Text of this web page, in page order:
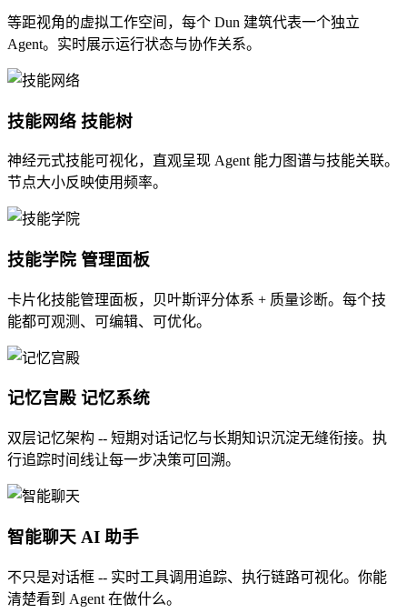
等距视角的虚拟工作空间，每个 Dun 建筑代表一个独立
Agent。实时展示运行状态与协作关系。
技能网络 技能树
神经元式技能可视化，直观呈现 Agent 能力图谱与技能关联。
节点大小反映使用频率。
技能学院 管理面板
卡片化技能管理面板，贝叶斯评分体系 + 质量诊断。每个技
能都可观测、可编辑、可优化。
记忆宫殿 记忆系统
双层记忆架构 -- 短期对话记忆与长期知识沉淀无缝衔接。执
行追踪时间线让每一步决策可回溯。
智能聊天 AI 助手
不只是对话框 -- 实时工具调用追踪、执行链路可视化。你能
清楚看到 Agent 在做什么。